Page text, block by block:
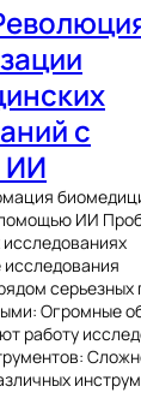
с
ИИ
ИИ
серьезных
Огромные
работу